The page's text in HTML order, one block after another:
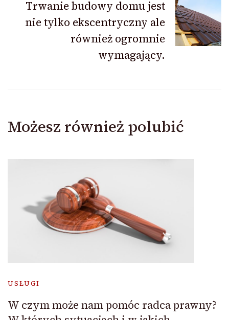
Trwanie budowy domu jest
nie tylko ekscentryczny ale
również ogromnie
wymagający.
Możesz również polubić
USŁUGI
W czym może nam pomóc radca prawny?